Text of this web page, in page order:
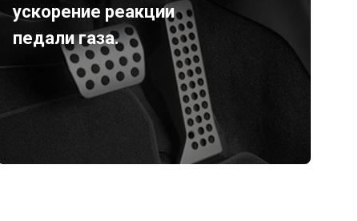
ускорение реакции
педали газа.